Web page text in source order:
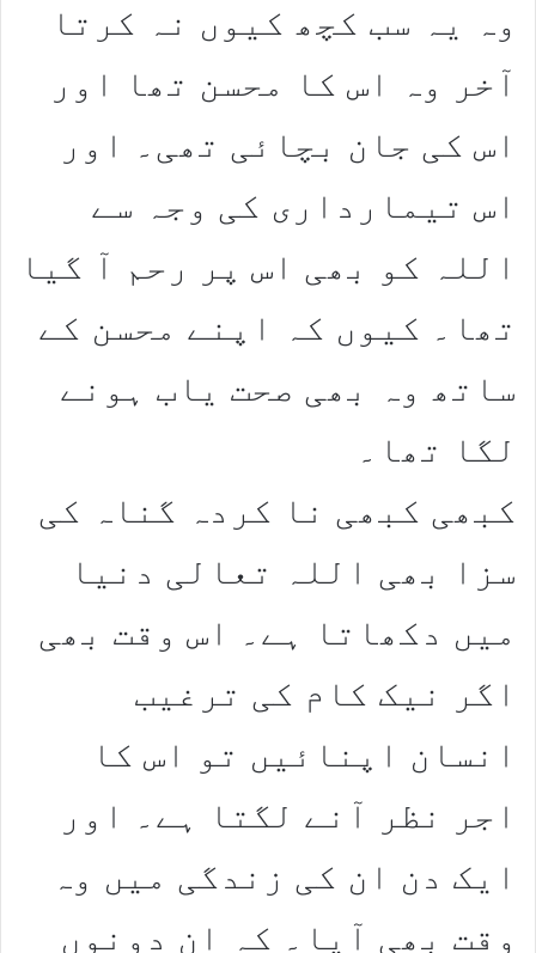
وہ یہ سب کچھ کیوں نہ کرتا
آخر وہ اس کا محسن تھا اور
اس کی جان بچائی تھی۔ اور
اس تیمارداری کی وجہ سے
اللہ کو بھی اس پر رحم آ گیا
تھا۔ کیوں کہ اپنے محسن کے
ساتھ وہ بھی صحت یاب ہونے
لگا تھا۔
کبھی کبھی نا کردہ گناہ کی
سزا بھی اللہ تعالی دنیا
میں دکھاتا ہے۔ اس وقت بھی
اگر نیک کام کی ترغیب
انسان اپنائیں تو اس کا
اجر نظر آنے لگتا ہے۔ اور
ایک دن ان کی زندگی میں وہ
وقت بھی آیا۔ کہ ان دونوں